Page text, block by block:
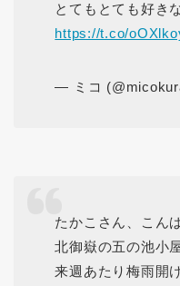
とてもとても好き
https://t.co/
— ミコ
たかこさん、こん
北御嶽の五の池小
来週あたり梅雨開